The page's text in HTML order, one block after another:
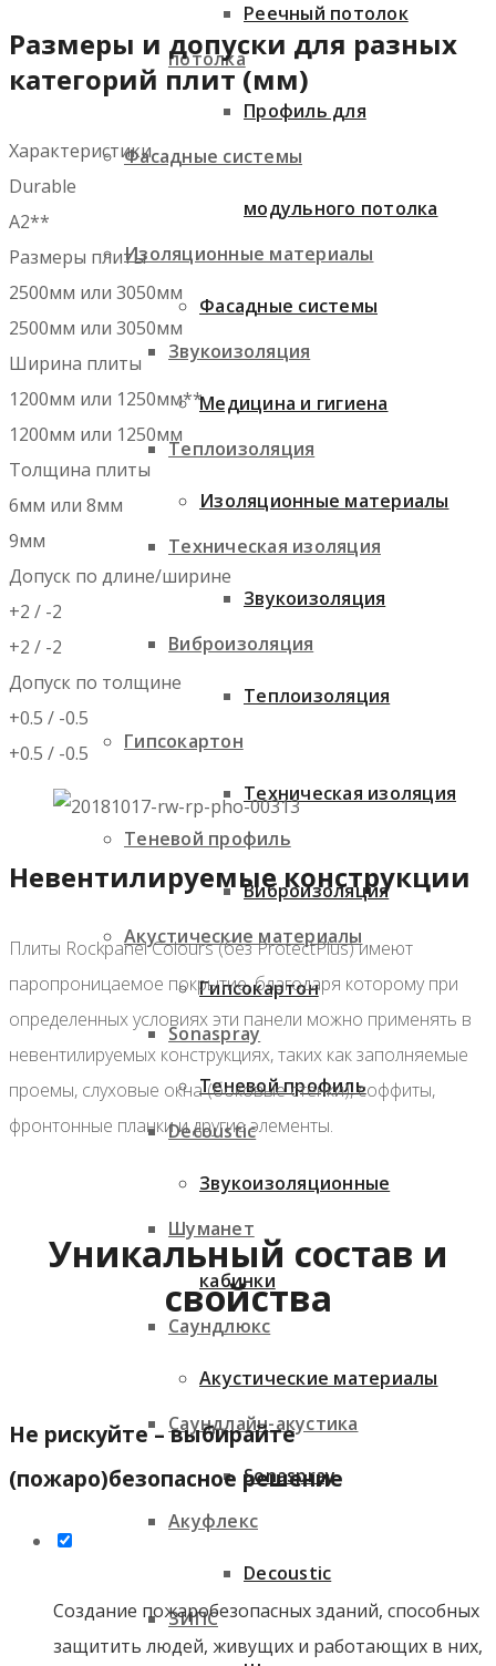
потолка
Фасадные системы
Изоляционные материалы
Звукоизоляция
Теплоизоляция
Техническая изоляция
Виброизоляция
Гипсокартон
Теневой профиль
Акустические материалы
Sonaspray
Decoustic
Шуманет
Саундлюкс
Саундлайн-акустика
Акуфлекс
ЗИПС
Реечный потолок
Профиль для
модульного потолка
Фасадные системы
Медицина и гигиена
Изоляционные материалы
Звукоизоляция
Теплоизоляция
Техническая изоляция
Виброизоляция
Гипсокартон
Теневой профиль
Звукоизоляционные
кабинки
Акустические материалы
Sonaspray
Decoustic
Размеры и допуски для разных
категорий плит (мм)
Характеристики
Durable
A2**
Размеры плиты
2500мм или 3050мм
2500мм или 3050мм
Ширина плиты
1200мм или 1250мм**
1200мм или 1250мм
Толщина плиты
6мм или 8мм
9мм
Допуск по длине/ширине
+2 / -2
+2 / -2
Допуск по толщине
+0.5 / -0.5
+0.5 / -0.5
Невентилируемые конструкции
Плиты Rockpanel Colours (без ProtectPlus) имеют
паропроницаемое покрытие, благодаря которому при
определенных условиях эти панели можно применять в
невентилируемых конструкциях, таких как заполняемые
проемы, слуховые окна (боковые стенки), соффиты,
фронтонные планки и другие элементы.
Уникальный состав и
свойства
Не рискуйте – выбирайте
(пожаро)безопасное решение
Создание пожаробезопасных зданий, способных
защитить людей, живущих и работающих в них,